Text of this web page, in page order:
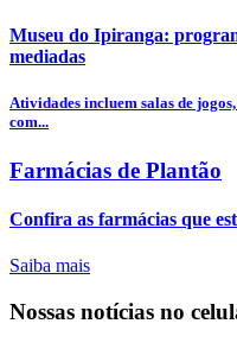
Museu do Ipiranga:
mediadas
Atividades incluem salas de
com...
Farmácias de Plantão
Confira as farmácias que
Saiba mais
Nossas notícias no